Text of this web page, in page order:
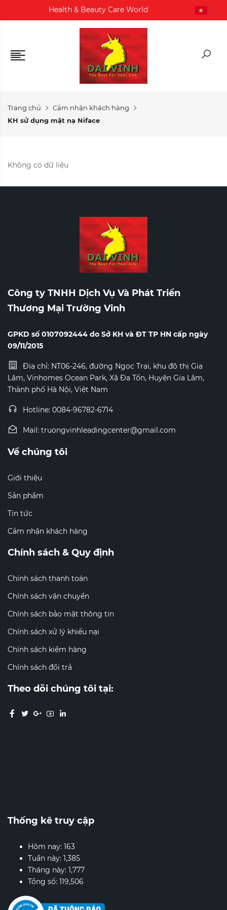
Health & Beauty Care World
Trang chủ
Cảm nhận khách hàng
KH sử dụng mặt nạ Niface
Không có dữ liệu
Công ty TNHH Dịch Vụ Và Phát Triển
Thương Mại Trường Vinh
GPKD số 0107092444 do Sở KH và ĐT TP HN cấp ngày
09/11/2015
Địa chỉ: NT06-246, đường Ngọc Trai, khu đô thị Gia
Lâm, Vinhomes Ocean Park, Xã Đa Tốn, Huyện Gia Lâm,
Thành phố Hà Nội, Việt Nam
Hotline: 0084-96782-6714
Mail: truongvinhleadingcenter@gmail.com
Về chúng tôi
Giới thiệu
Sản phẩm
Tin tức
Cảm nhận khách hàng
Chính sách & Quy định
Chính sách thanh toán
Chính sách vận chuyển
Chính sách bảo mật thông tin
Chính sách xử lý khiếu nại
Chính sách kiểm hàng
Chính sách đổi trả
Theo dõi chúng tôi tại:
Thống kê truy cập
Hôm nay: 163
Tuần này: 1,385
Tháng này: 1,777
Tổng số: 119,506